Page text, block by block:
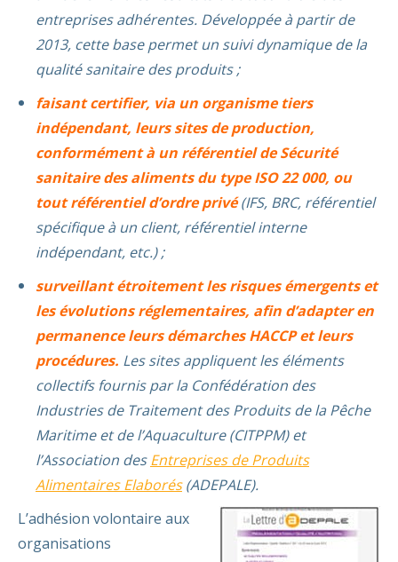
entreprises adhérentes. Développée à partir de
2013, cette base permet un suivi dynamique de la
qualité sanitaire des produits ;
faisant certifier, via un organisme tiers
indépendant, leurs sites de production,
conformément à un référentiel de Sécurité
sanitaire des aliments du type ISO 22 000, ou
tout référentiel d’ordre privé(IFS, BRC, référentiel
spécifique à un client, référentiel interne
indépendant, etc.) ;
surveillant étroitement les risques émergents et
les évolutions réglementaires, afin d’adapter en
permanence leurs démarches HACCP et leurs
procédures. Les sites appliquent les éléments
collectifs fournis par la Confédération des
Industries de Traitement des Produits de la Pêche
Maritime et de l’Aquaculture (CITPPM) et
l’Association desEntreprises de Produits
Alimentaires Elaborés(ADEPALE).
L’adhésion volontaire aux
organisations